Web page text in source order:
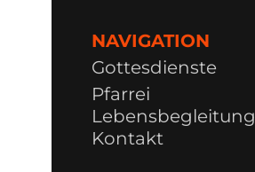
NAVIGATION
Gottesdienste
Pfarrei
Lebensbegleitung
Kontakt